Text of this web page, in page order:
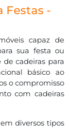
Festas -
capaz de
sua festa ou
cadeiras para
básico ao
o compromisso
com cadeiras
diversos tipos